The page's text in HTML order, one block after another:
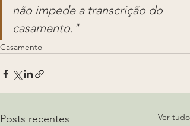
não impede a transcrição do
casamento."
Casamento
Posts recentes Ver tudo